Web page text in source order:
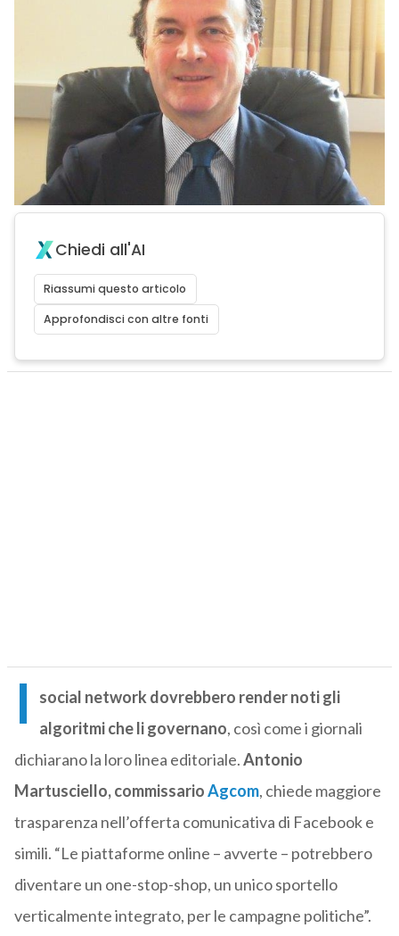
Chiedi all'AI
Riassumi questo articolo
Approfondisci con altre fonti
I
social network dovrebbero render noti gli
algoritmi che li governano, così come i giornali
dichiarano la loro linea editoriale.Antonio
Martusciello, commissarioAgcom, chiede maggiore
trasparenza nell’offerta comunicativa di Facebook e
simili. “Le piattaforme online – avverte – potrebbero
diventare un one-stop-shop, un unico sportello
verticalmente integrato, per le campagne politiche”.